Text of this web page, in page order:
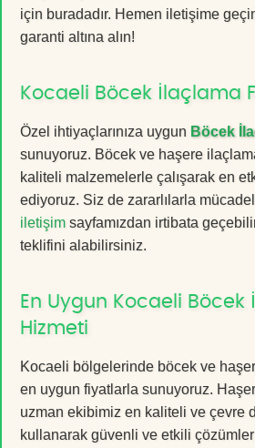
için buradadır. Hemen iletişime
garanti altına alın!
Kocaeli Böcek İlaçlama
Özel ihtiyaçlarınıza uygun Böcek
sunuyoruz. Böcek ve haşere
kaliteli malzemelerle çalışarak en
ediyoruz. Siz de zararlılarla
iletişim sayfamızdan irtibata
teklifini alabilirsiniz.
En Uygun Kocaeli
Hizmeti
Kocaeli bölgelerinde böcek ve
en uygun fiyatlarla sunuyoruz.
uzman ekibimiz en kaliteli ve çevre
kullanarak güvenli ve etkili çözümler